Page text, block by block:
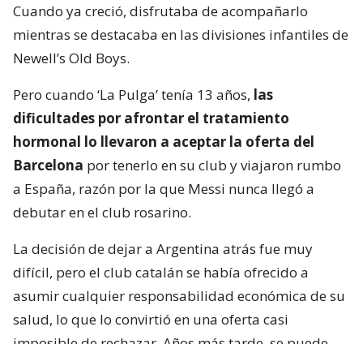
Cuando ya creció, disfrutaba de acompañarlo
mientras se destacaba en las divisiones infantiles de
Newell’s Old Boys.
Pero cuando ‘La Pulga’ tenía 13 años, las
dificultades por afrontar el tratamiento
hormonal lo llevaron a aceptar la oferta del
Barcelona por tenerlo en su club y viajaron rumbo
a España, razón por la que Messi nunca llegó a
debutar en el club rosarino.
La decisión de dejar a Argentina atrás fue muy
difícil, pero el club catalán se había ofrecido a
asumir cualquier responsabilidad económica de su
salud, lo que lo convirtió en una oferta casi